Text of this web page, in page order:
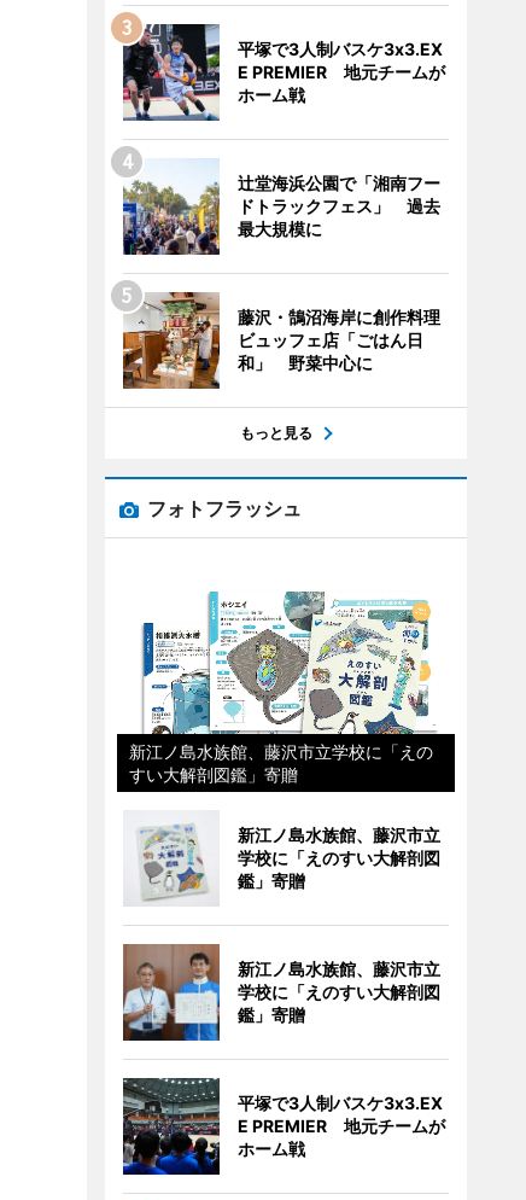
平塚で3人制バスケ3x3.EX
E PREMIER 地元チームが
ホーム戦
辻堂海浜公園で「湘南フー
ドトラックフェス」 過去
最大規模に
藤沢・鵠沼海岸に創作料理
ビュッフェ店「ごはん日
和」 野菜中心に
もっと見る
フォトフラッシュ
新江ノ島水族館、藤沢市立学校に「えの
すい大解剖図鑑」寄贈
新江ノ島水族館、藤沢市立
学校に「えのすい大解剖図
鑑」寄贈
新江ノ島水族館、藤沢市立
学校に「えのすい大解剖図
鑑」寄贈
平塚で3人制バスケ3x3.EX
E PREMIER 地元チームが
ホーム戦